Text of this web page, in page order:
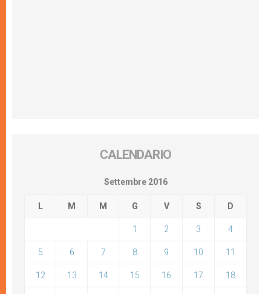
CALENDARIO
Settembre 2016
L M M G V S D
1 2 3 4
5 6 7 8 9 10 11
12 13 14 15 16 17 18